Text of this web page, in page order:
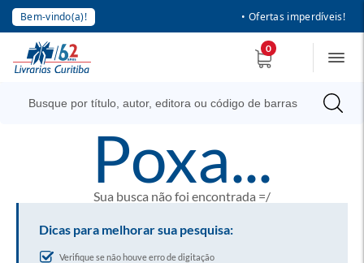
Bem-vindo(a)! • Ofertas imperdíveis!
0
poxa...
Sua busca não foi encontrada =/
Dicas para melhorar sua pesquisa:
Verifique se não houve erro de digitação